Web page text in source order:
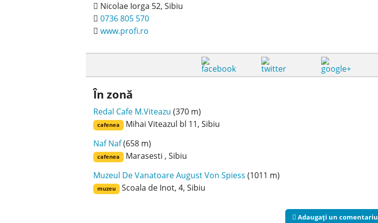
Nicolae Iorga 52, Sibiu
0736 805 570
www.profi.ro
În zonă
Redal Cafe M.Viteazu (370 m)
cafenea
Mihai Viteazul bl 11, Sibiu
Naf Naf(658 m)
cafenea
Marasesti , Sibiu
Muzeul De Vanatoare August Von Spiess (1011 m)
muzeu Scoala de Inot, 4, Sibiu
Adaugaţi un comentariu